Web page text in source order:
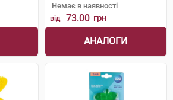
Немає в наявності
від 73.00 грн
АНАЛОГИ